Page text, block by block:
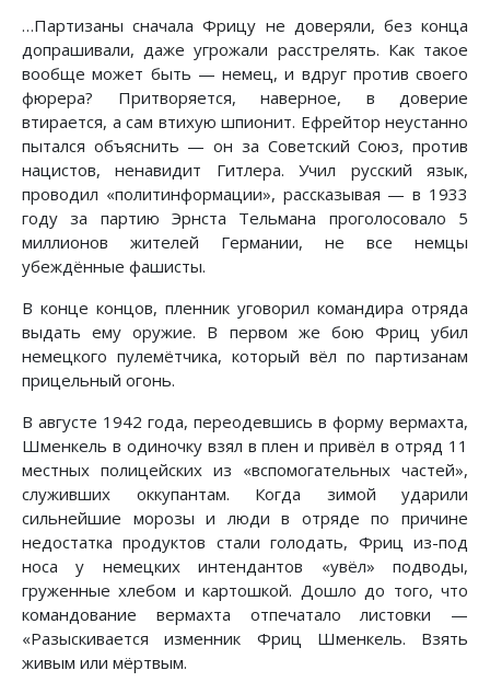
…Партизаны сначала Фрицу не доверяли, без конца
допрашивали, даже угрожали расстрелять. Как такое
вообще может быть — немец, и вдруг против своего
фюрера? Притворяется, наверное, в доверие
втирается, а сам втихую шпионит. Ефрейтор неустанно
пытался объяснить — он за Советский Союз, против
нацистов, ненавидит Гитлера. Учил русский язык,
проводил «политинформации», рассказывая — в 1933
году за партию Эрнста Тельмана проголосовало 5
миллионов жителей Германии, не все немцы
убеждённые фашисты.
В конце концов, пленник уговорил командира отряда
выдать ему оружие. В первом же бою Фриц убил
немецкого пулемётчика, который вёл по партизанам
прицельный огонь.
В августе 1942 года, переодевшись в форму вермахта,
Шменкель в одиночку взял в плен и привёл в отряд 11
местных полицейских из «вспомогательных частей»,
служивших оккупантам. Когда зимой ударили
сильнейшие морозы и люди в отряде по причине
недостатка продуктов стали голодать, Фриц из-под
носа у немецких интендантов «увёл» подводы,
груженные хлебом и картошкой. Дошло до того, что
командование вермахта отпечатало листовки —
«Разыскивается изменник Фриц Шменкель. Взять
живым или мёртвым.